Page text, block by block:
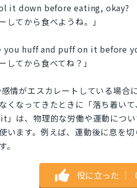
it down before eating, okay?
してから食べようね。」
you huff and puff on it before
してから食べてね？」
がエスカレートしている場合
くなってきたときに「落ち着い
は、物理的な労働や運動につい
います。例えば、運動後に息を
役に立った ｜